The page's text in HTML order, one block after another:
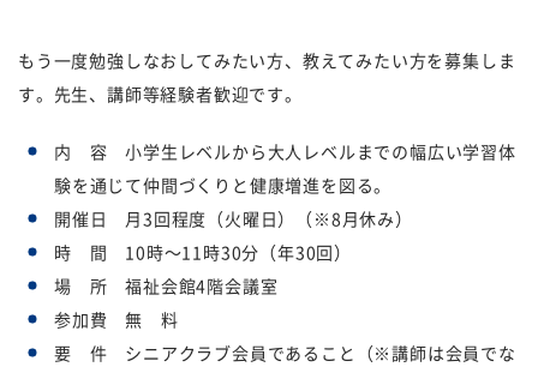
採用 あゆみ（沿革）
行事予定 リンク
プライバシーポリシー
カスタマーハラスメントに
免責事項
もう一度勉強しなおしてみたい方、教えてみたい方を募集しま
す。先生、講師等経験者歓迎です。
内 容 小学生レベルから大人レベルまでの幅広い学習体
験を通じて仲間づくりと健康増進を図る。
開催日 月3回程度（火曜日）（※8月休み）
時 間 10時～11時30分（年30回）
場 所 福祉会館4階会議室
参加費 無 料
要 件 シニアクラブ会員であること（※講師は会員でな